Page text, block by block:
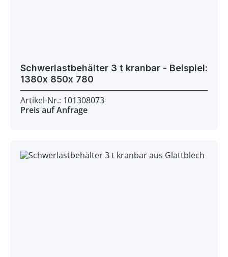
Schwerlastbehälter 3 t kranbar - Beispiel:
1380x 850x 780
Artikel-Nr.: 101308073
Preis auf Anfrage